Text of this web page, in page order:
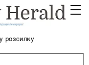
розсилку